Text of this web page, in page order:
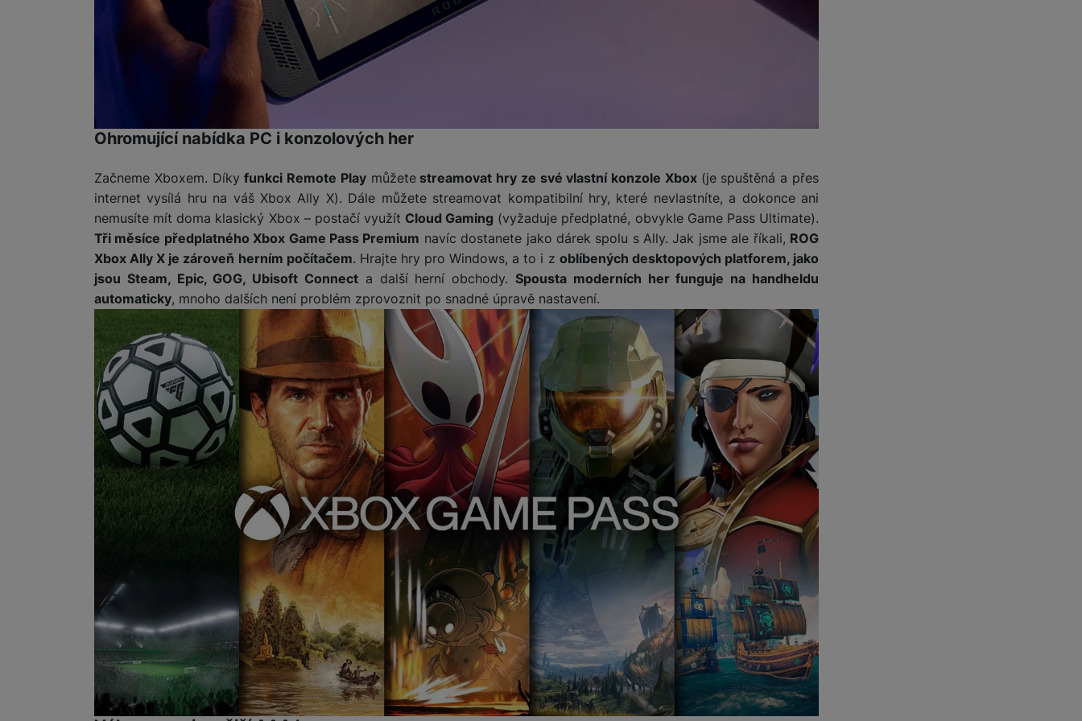
Marketingové cookies používáme my nebo naši partneři, abychom vám mohli zobrazit vhodné obsahy nebo reklamy jak
na našich stránkách, tak na stránkách třetích stran.
Ohromující nabídka PC i konzolových her
Začneme Xboxem. Díkyfunkci Remote Playmůžetestreamovat hry ze své vlastní konzole Xbox (je spuštěná a přes
internet vysílá hru na váš Xbox Ally X). Dále můžete streamovat kompatibilní hry, které nevlastníte, a dokonce ani
nemusíte mít doma klasický Xbox – postačí využít Cloud Gaming (vyžaduje předplatné, obvykle Game Pass Ultimate).
Tři měsíce předplatného Xbox Game Pass Premium navíc dostanete jako dárek spolu s Ally. Jak jsme ale říkali, ROG
Xbox Ally X je zároveň herním počítačem. Hrajte hry pro Windows, a to i z oblíbených desktopových platforem, jako
jsou Steam, Epic, GOG, Ubisoft Connect a další herní obchody. Spousta moderních her funguje na handheldu
automaticky, mnoho dalších není problém zprovoznit po snadné úpravě nastavení.